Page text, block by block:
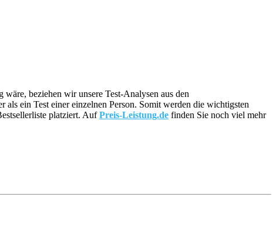
beziehen wir unsere Test-Analysen aus den
als ein Test einer einzelnen Person. Somit werden die wichtigsten
platziert. AufPreis-Leistung.de finden Sie noch viel mehr